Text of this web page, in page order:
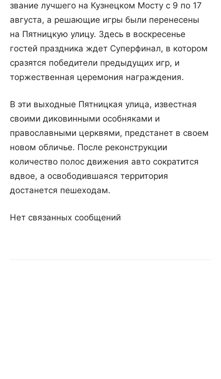
звание лучшего на Кузнецком Мосту с 9 по 17
августа, а решающие игры были перенесены
на Пятницкую улицу. Здесь в воскресенье
гостей праздника ждет Суперфинал, в котором
сразятся победители предыдущих игр, и
торжественная церемония награждения.
В эти выходные Пятницкая улица, известная
своими диковинными особняками и
православными церквями, предстанет в своем
новом обличье. После реконструкции
количество полос движения авто сократится
вдвое, а освободившаяся территория
достанется пешеходам.
Нет связанных сообщений